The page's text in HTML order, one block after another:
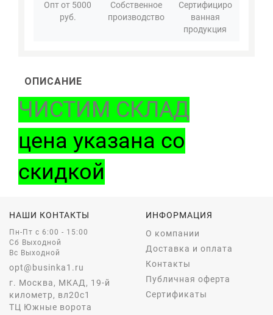
Опт от 5000
руб.
Собственное
производство
Сертифициро
ванная
продукция
ОПИСАНИЕ
ЧИСТИМ СКЛАД
цена указана со
скидкой
НАШИ КОНТАКТЫ
Пн-Пт c 6:00 - 15:00
Сб Выходной
Вс Выходной
opt@businka1.ru
г. Москва, МКАД, 19-й
километр, вл20с1
ТЦ Южные ворота
ИНФОРМАЦИЯ
О компании
Доставка и оплата
Контакты
Публичная оферта
Сертификаты